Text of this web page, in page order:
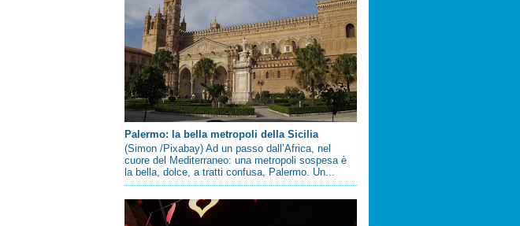
Palermo: la bella metropoli della Sicilia
(Simon /Pixabay) Ad un passo dall’Africa, nel
cuore del Mediterraneo: una metropoli sospesa è
la bella, dolce, a tratti confusa, Palermo. Un...